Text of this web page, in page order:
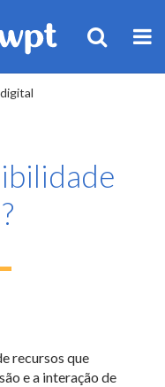
BUSCA
recursos que
e a interação de